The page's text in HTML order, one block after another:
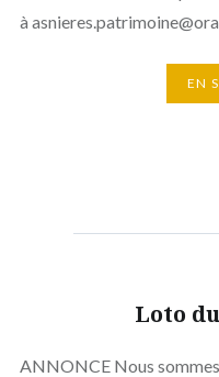
à
EN
Loto
ANNONCE Nous